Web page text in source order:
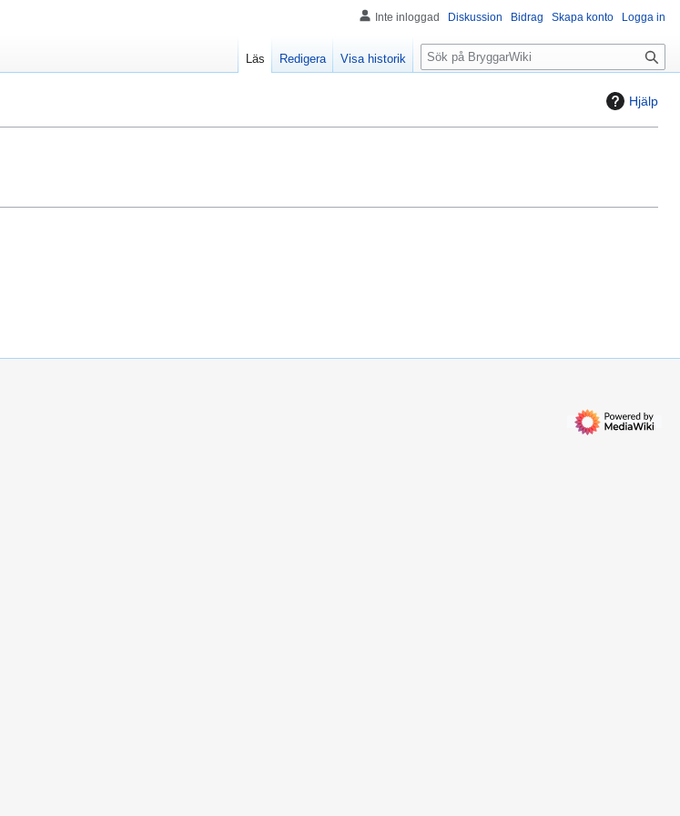
Hjälp
Inte inloggad Diskussion Bidrag Skapa konto Logga in
Läs Redigera Visa historik
S
ö